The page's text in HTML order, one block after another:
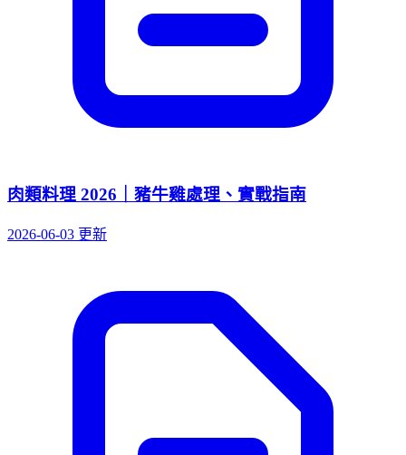
肉類料理 2026｜豬牛雞處理、實戰指南
2026-06-03 更新